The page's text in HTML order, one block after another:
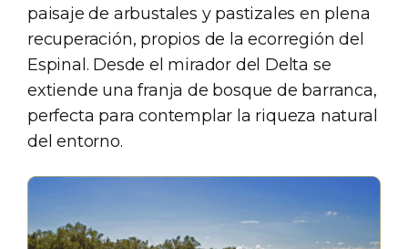
paisaje de arbustales y pastizales en plena
recuperación, propios de la ecorregión del
Espinal. Desde el mirador del Delta se
extiende una franja de bosque de barranca,
perfecta para contemplar la riqueza natural
del entorno.